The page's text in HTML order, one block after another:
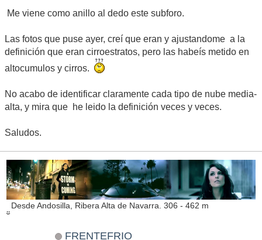
Me viene como anillo al dedo este subforo.
Las fotos que puse ayer, creí que eran y ajustandome a la
definición que eran cirroestratos, pero las habeís metido en
altocumulos y cirros.
No acabo de identificar claramente cada tipo de nube media-
alta, y mira que he leido la definición veces y veces.
Saludos.
Desde Andosilla, Ribera Alta de Navarra. 306 - 462 m
FRENTEFRIO